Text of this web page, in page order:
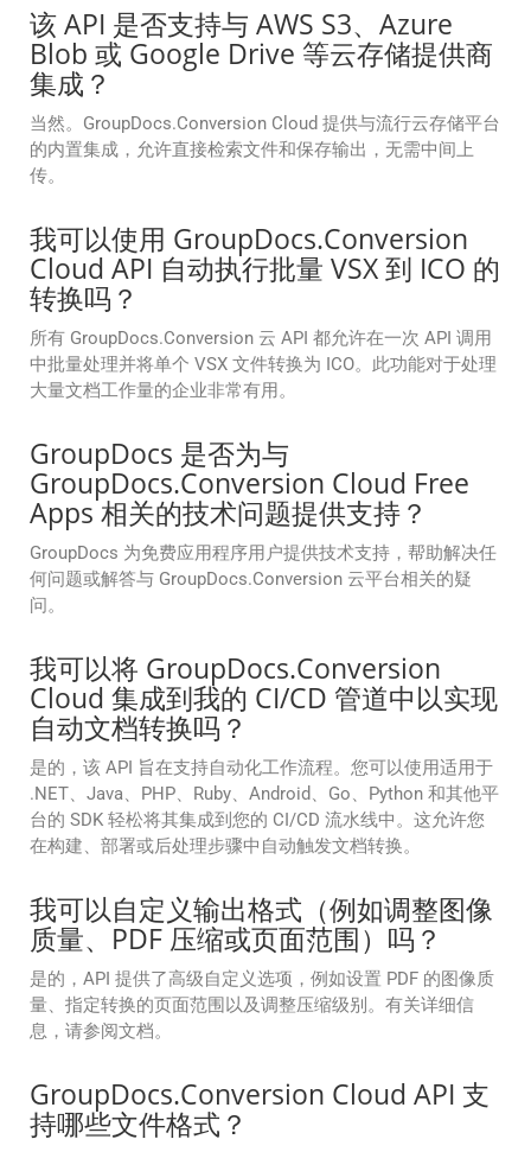
该 API 是否支持与 AWS S3、Azure
Blob 或 Google Drive 等云存储提供商
集成？
当然。GroupDocs.Conversion Cloud 提供与流行云存储平台
的内置集成，允许直接检索文件和保存输出，无需中间上
传。
我可以使用 GroupDocs.Conversion
Cloud API 自动执行批量 VSX 到 ICO 的
转换吗？
所有 GroupDocs.Conversion 云 API 都允许在一次 API 调用
中批量处理并将单个 VSX 文件转换为 ICO。此功能对于处理
大量文档工作量的企业非常有用。
GroupDocs 是否为与
GroupDocs.Conversion Cloud Free
Apps 相关的技术问题提供支持？
GroupDocs 为免费应用程序用户提供技术支持，帮助解决任
何问题或解答与 GroupDocs.Conversion 云平台相关的疑
问。
我可以将 GroupDocs.Conversion
Cloud 集成到我的 CI/CD 管道中以实现
自动文档转换吗？
是的，该 API 旨在支持自动化工作流程。您可以使用适用于
.NET、Java、PHP、Ruby、Android、Go、Python 和其他平
台的 SDK 轻松将其集成到您的 CI/CD 流水线中。这允许您
在构建、部署或后处理步骤中自动触发文档转换。
我可以自定义输出格式（例如调整图像
质量、PDF 压缩或页面范围）吗？
是的，API 提供了高级自定义选项，例如设置 PDF 的图像质
量、指定转换的页面范围以及调整压缩级别。有关详细信
息，请参阅文档。
GroupDocs.Conversion Cloud API 支
持哪些文件格式？